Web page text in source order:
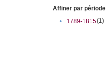
Affiner par période
•
1789-1815(1)